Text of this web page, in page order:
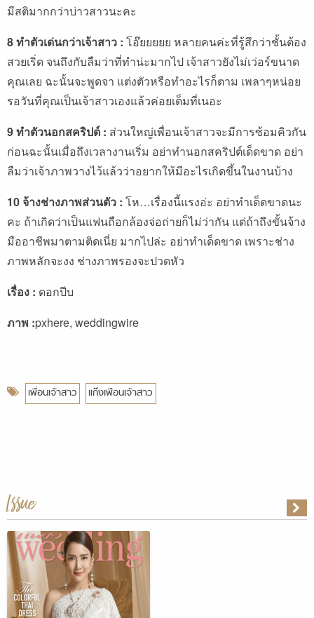
มีสติมากกว่าบ่าวสาวนะคะ
8 ทำตัวเด่นกว่าเจ้าสาว : โอ๊ยยยยย หลายคนค่ะที่รู้สึกว่าชั้นต้อง
สวยเริ่ด จนถึงกับลืมว่าที่ทำน่ะมากไป เจ้าสาวยังไม่เว่อร์ขนาด
คุณเลย ฉะนั้นจะพูดจา แต่งตัวหรือทำอะไรก็ตาม เพลาๆหน่อย
รอวันที่คุณเป็นเจ้าสาวเองแล้วค่อยเต็มที่เนอะ
9 ทำตัวนอกสคริปต์ : ส่วนใหญ่เพื่อนเจ้าสาวจะมีการซ้อมคิวกัน
ก่อนฉะนั้นเมื่อถึงเวลางานเริ่ม อย่าทำนอกสคริปต์เด็ดขาด อย่า
ลืมว่าเจ้าภาพวางไว้แล้วว่าอยากให้มีอะไรเกิดขึ้นในงานบ้าง
10 จ้างช่างภาพส่วนตัว : โห…เรื่องนี้แรงอ่ะ อย่าทำเด็ดขาดนะ
คะ ถ้าเกิดว่าเป็นแฟนถือกล้องจ่อถ่ายก็ไม่ว่ากัน แต่ถ้าถึงขั้นจ้าง
มืออาชีพมาตามติดเนี่ย มากไปล่ะ อย่าทำเด็ดขาด เพราะช่าง
ภาพหลักจะงง ช่างภาพรองจะปวดหัว
เรื่อง : ดอกปีบ
ภาพ :pxhere, weddingwire
เพื่อนเจ้าสาว แก๊งเพือนเจ้าสาว
Issue